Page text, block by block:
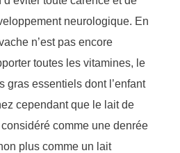
neurologique. En
n’est pas encore
toutes les vitamines, le
gras essentiels dont l’enfant
cependant que le lait de
comme une denrée
plus comme un lait